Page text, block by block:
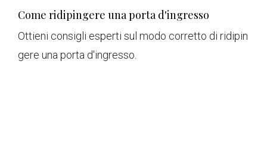
Come ridipingere una porta d'ingresso
Ottieni consigli esperti sul modo corretto di ridipin
gere una porta d'ingresso.